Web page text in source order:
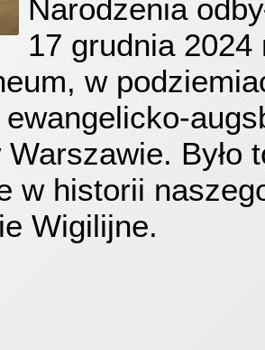
Narodzenia
17 grudnia 2024
w
ewangelicko-
Było
w historii
Wigilijne.